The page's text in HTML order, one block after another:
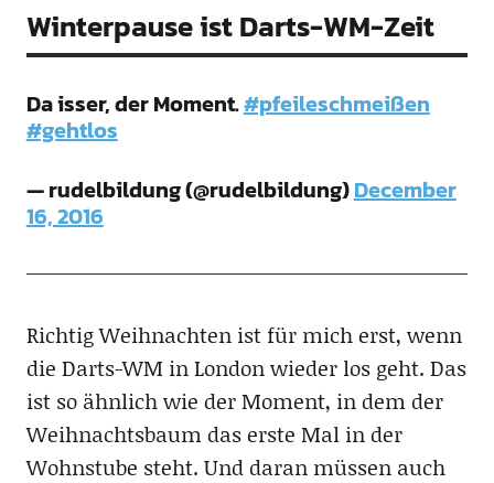
Winterpause ist Darts-WM-Zeit
Da isser, der Moment.#pfeileschmeißen
#gehtlos
— rudelbildung (@rudelbildung)December
16, 2016
Richtig Weihnachten ist für mich erst, wenn
die Darts-WM in London wieder los geht. Das
ist so ähnlich wie der Moment, in dem der
Weihnachtsbaum das erste Mal in der
Wohnstube steht. Und daran müssen auch